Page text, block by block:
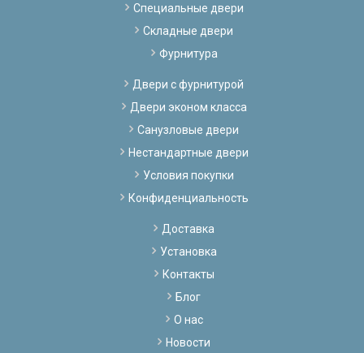
Специальные двери
Складные двери
Фурнитура
Двери с фурнитурой
Двери эконом класса
Санузловые двери
Нестандартные двери
Условия покупки
Конфиденциальность
Доставка
Установка
Контакты
Блог
О нас
Новости